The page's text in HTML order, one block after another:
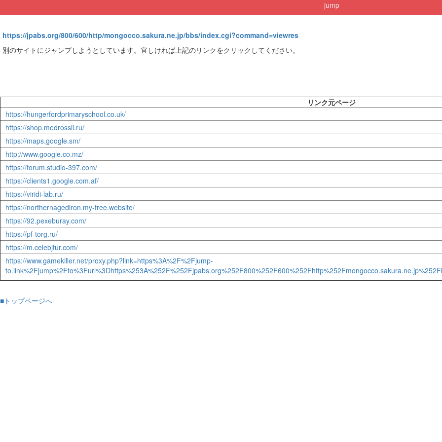
jump
https://jpabs.org/800/600/http/mongocco.sakura.ne.jp/bbs/index.cgi?command=viewres
別のサイトにジャンプしようとしています。宜しければ上記のリンクをクリックしてください。
リンク元ページ
https://hungerfordprimaryschool.co.uk/
https://shop.medrossii.ru/
https://maps.google.sm/
http://www.google.co.mz/
https://forum.studio-397.com/
https://clients1.google.com.af/
https://viridi-lab.ru/
https://northernagediron.my-free.website/
https://92.pexeburay.com/
https://pf-torg.ru/
https://m.celebjfur.com/
https://www.gamekiller.net/proxy.php?link=https%3A%2F%2Fjump-
■トップページへ